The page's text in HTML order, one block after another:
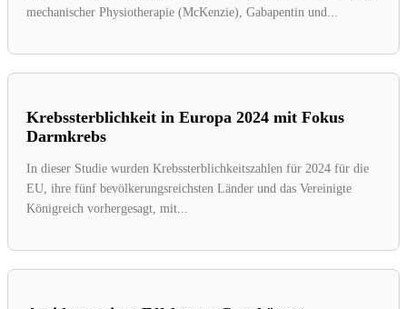
mechanischer Physiotherapie (McKenzie), Gabapentin und...
Krebssterblichkeit in Europa 2024 mit Fokus
Darmkrebs
In dieser Studie wurden Krebssterblichkeitszahlen für 2024 für die
EU, ihre fünf bevölkerungsreichsten Länder und das Vereinigte
Königreich vorhergesagt, mit...